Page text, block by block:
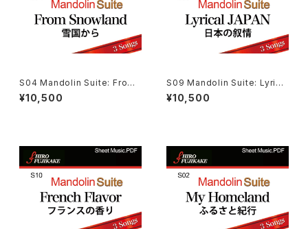
S04 Mandolin Suite: From
Snowland マンドリン組曲：雪
国から
¥10,500
S09 Mandolin Suite: Lyrica
l JAPAN マンドリン組曲：日本
の叙情
¥10,500